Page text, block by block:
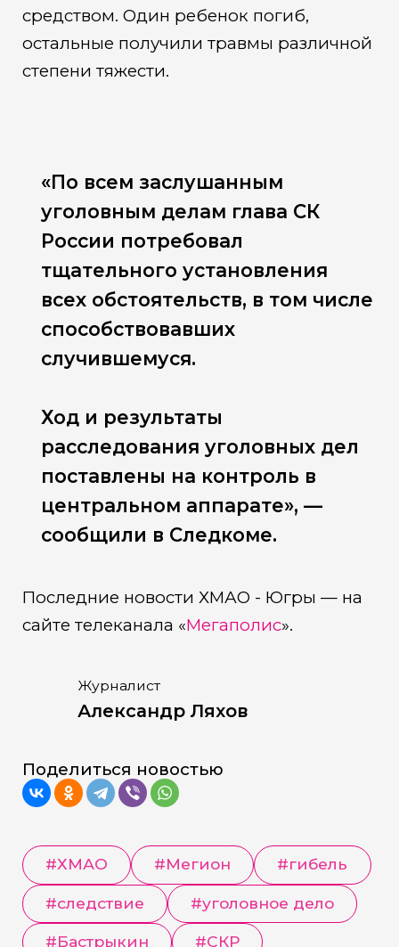
средством. Один ребенок погиб,
остальные получили травмы различной
степени тяжести.
«По всем заслушанным
уголовным делам глава СК
России потребовал
тщательного установления
всех обстоятельств, в том числе
способствовавших
случившемуся.
Ход и результаты
расследования уголовных дел
поставлены на контроль в
центральном аппарате», —
сообщили в Следкоме.
Последние новости ХМАО - Югры — на
сайте телеканала «Мегаполис».
Журналист
Александр Ляхов
Поделиться новостью
#ХМАО #Мегион #гибель
#следствие #уголовное дело
#Бастрыкин #СКР